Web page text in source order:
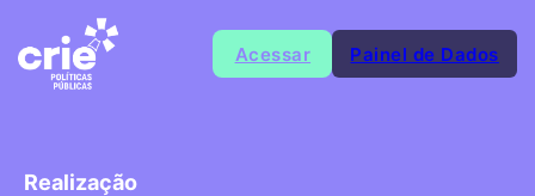
Acessar Painel de Dados
Realização